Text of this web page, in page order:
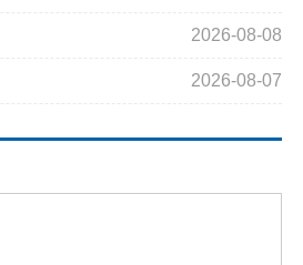
2026-08-08
2026-08-07